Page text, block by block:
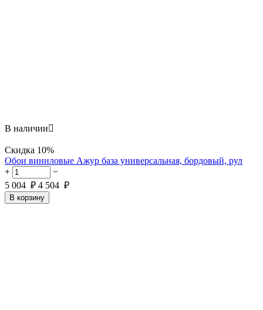
В наличии
Скидка 10%
Обои виниловые Ажур база универсальная, бордовый, рул
+
−
5 004 ₽ 4 504 ₽
В корзину